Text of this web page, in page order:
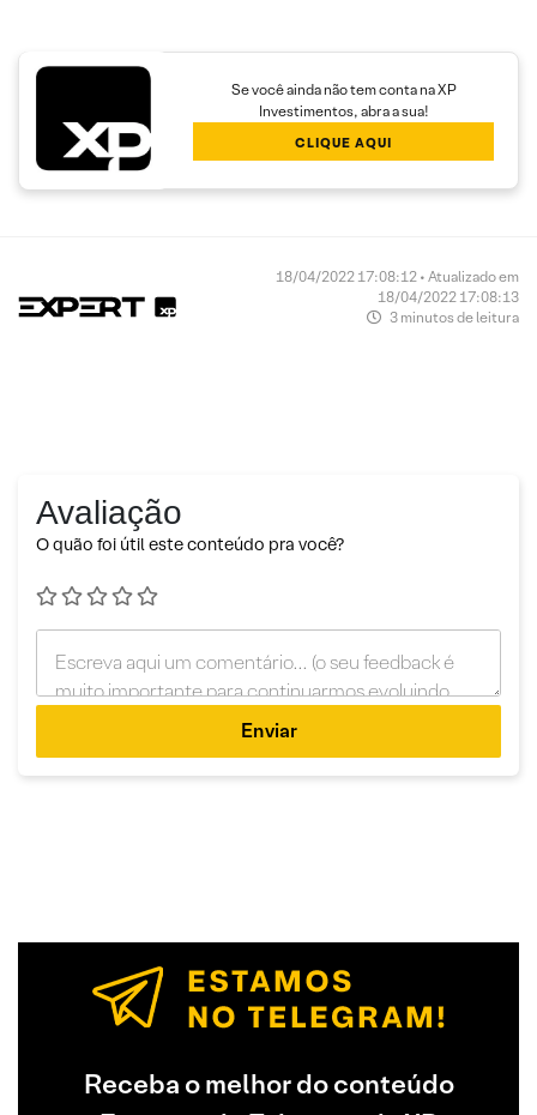
Se você ainda não tem conta na XP
Investimentos, abra a sua!
CLIQUE AQUI
18/04/2022 17:08:12 • Atualizado em
18/04/2022 17:08:13
3 minutos de leitura
Avaliação
O quão foi útil este conteúdo pra você?
Enviar
Receba o melhor do conteúdo